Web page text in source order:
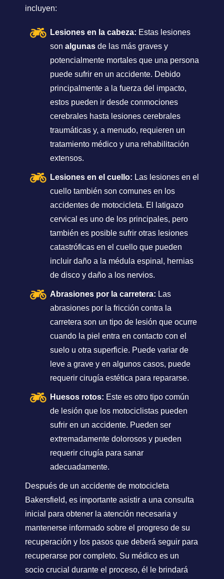
incluyen:
Lesiones en la cabeza: Estas lesiones
son algunas de las más graves y
potencialmente mortales que una persona
puede sufrir en un accidente. Debido
principalmente a la fuerza del impacto,
estos pueden ir desde conmociones
cerebrales hasta lesiones cerebrales
traumáticas y, a menudo, requieren un
tratamiento médico y una rehabilitación
extensos.
Lesiones en el cuello: Las lesiones en el
cuello también son comunes en los
accidentes de motocicleta. El latigazo
cervical es uno de los principales, pero
también es posible sufrir otras lesiones
catastróficas en el cuello que pueden
incluir daño a la médula espinal, hernias
de disco y daño a los nervios.
Abrasiones por la carretera: Las
abrasiones por la fricción contra la
carretera son un tipo de lesión que ocurre
cuando la piel entra en contacto con el
suelo u otra superficie. Puede variar de
leve a grave y en algunos casos, puede
requerir cirugía estética para repararse.
Huesos rotos: Este es otro tipo común
de lesión que los motociclistas pueden
sufrir en un accidente. Pueden ser
extremadamente dolorosos y pueden
requerir cirugía para sanar
adecuadamente.
Después de un accidente de motocicleta
Bakersfield, es importante asistir a una consulta
inicial para obtener la atención necesaria y
mantenerse informado sobre el progreso de su
recuperación y los pasos que deberá seguir para
recuperarse por completo. Su médico es un
socio crucial durante el proceso, él le brindará